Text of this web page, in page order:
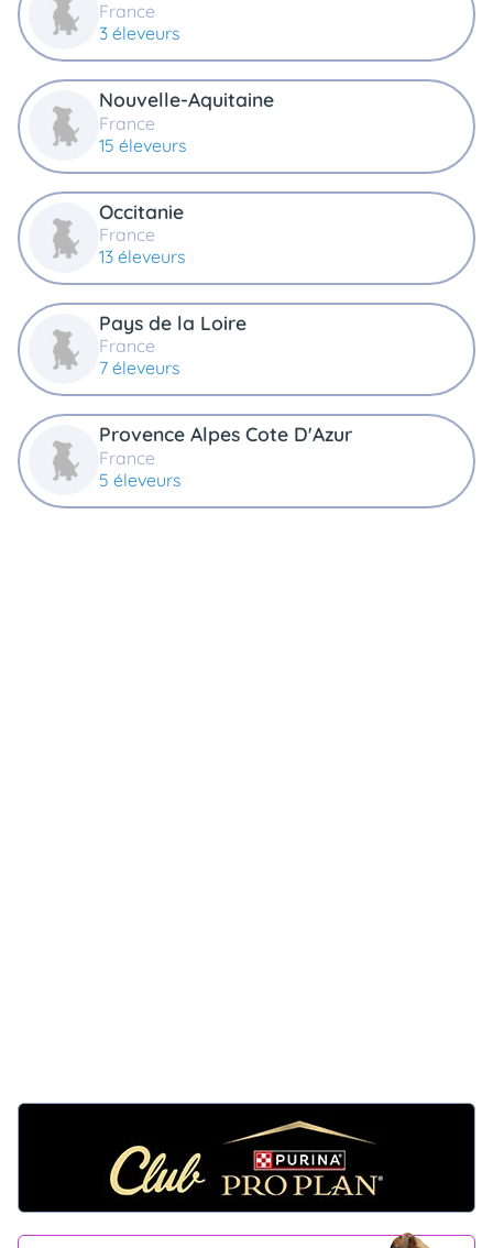
France
3 éleveurs
Nouvelle-Aquitaine
France
15 éleveurs
Occitanie
France
13 éleveurs
Pays de la Loire
France
7 éleveurs
Provence Alpes Cote D'Azur
France
5 éleveurs